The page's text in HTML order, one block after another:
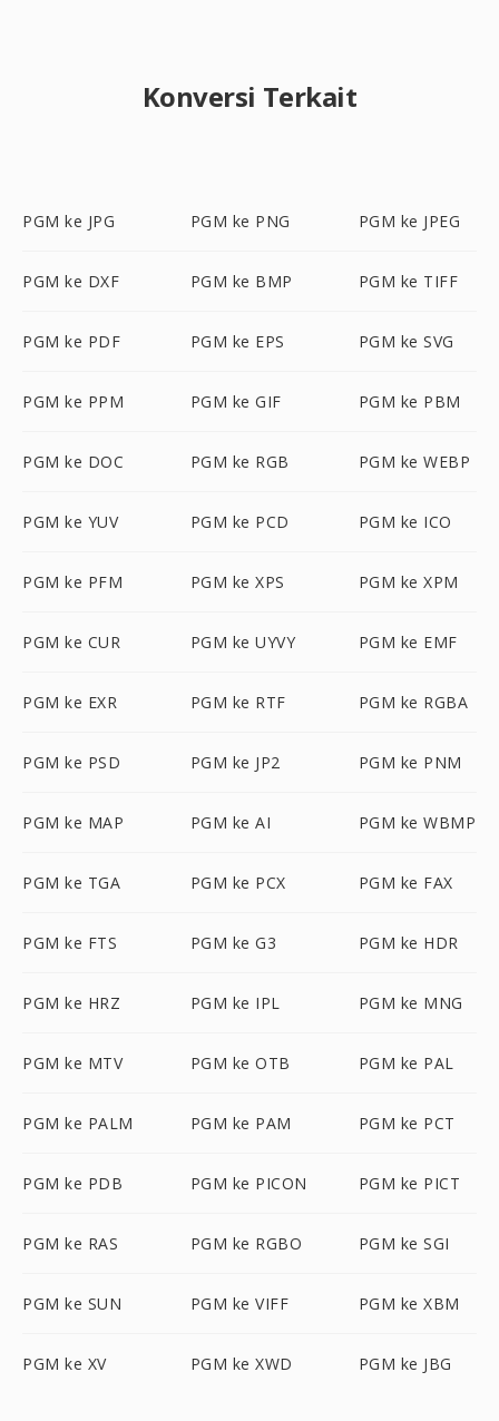
Konversi Terkait
PGM ke JPG PGM ke PNG PGM ke JPEG
PGM ke DXF PGM ke BMP PGM ke TIFF
PGM ke PDF PGM ke EPS PGM ke SVG
PGM ke PPM PGM ke GIF PGM ke PBM
PGM ke DOC PGM ke RGB PGM ke WEBP
PGM ke YUV PGM ke PCD PGM ke ICO
PGM ke PFM PGM ke XPS PGM ke XPM
PGM ke CUR PGM ke UYVY PGM ke EMF
PGM ke EXR PGM ke RTF PGM ke RGBA
PGM ke PSD PGM ke JP2 PGM ke PNM
PGM ke MAP PGM ke AI PGM ke WBMP
PGM ke TGA PGM ke PCX PGM ke FAX
PGM ke FTS PGM ke G3 PGM ke HDR
PGM ke HRZ PGM ke IPL PGM ke MNG
PGM ke MTV PGM ke OTB PGM ke PAL
PGM ke PALM PGM ke PAM PGM ke PCT
PGM ke PDB PGM ke PICON PGM ke PICT
PGM ke RAS PGM ke RGBO PGM ke SGI
PGM ke SUN PGM ke VIFF PGM ke XBM
PGM ke XV PGM ke XWD PGM ke JBG